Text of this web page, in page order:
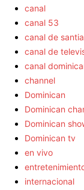
canal
canal 53
canal de
canal de
canal
channel
Dominican
Dominican
Dominican
Dominican tv
en vivo
internacional